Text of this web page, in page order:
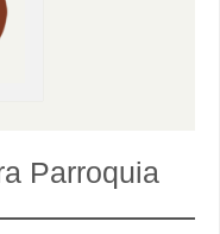
Parroquia